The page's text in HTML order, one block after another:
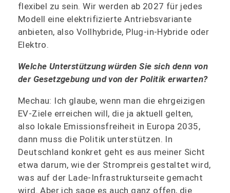
flexibel zu sein. Wir werden ab 2027 für jedes
Modell eine elektrifizierte Antriebsvariante
anbieten, also Vollhybride, Plug-in-Hybride oder
Elektro.
Welche Unterstützung würden Sie sich denn von
der Gesetzgebung und von der Politik erwarten?
Mechau: Ich glaube, wenn man die ehrgeizigen
EV-Ziele erreichen will, die ja aktuell gelten,
also lokale Emissionsfreiheit in Europa 2035,
dann muss die Politik unterstützen. In
Deutschland konkret geht es aus meiner Sicht
etwa darum, wie der Strompreis gestaltet wird,
was auf der Lade-Infrastrukturseite gemacht
wird. Aber ich sage es auch ganz offen, die